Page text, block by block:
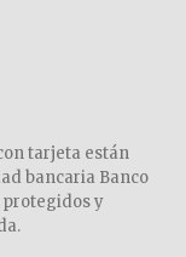
tarjeta están
bancaria Banco
protegidos y